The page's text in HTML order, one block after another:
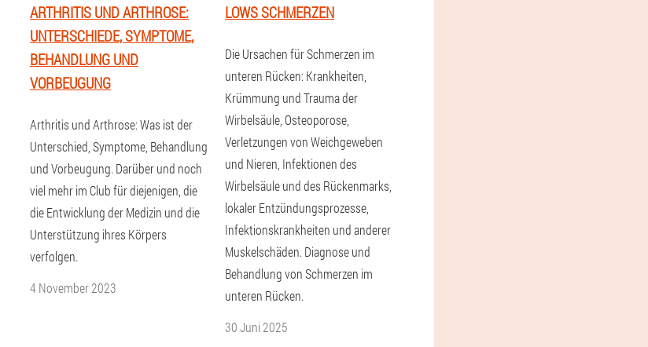
ARTHRITIS UND ARTHROSE:
UNTERSCHIEDE, SYMPTOME,
BEHANDLUNG UND
VORBEUGUNG
Arthritis und Arthrose: Was ist der
Unterschied, Symptome, Behandlung
und Vorbeugung. Darüber und noch
viel mehr im Club für diejenigen, die
die Entwicklung der Medizin und die
Unterstützung ihres Körpers
verfolgen.
4 November 2023
LOWS SCHMERZEN
Die Ursachen für Schmerzen im
unteren Rücken: Krankheiten,
Krümmung und Trauma der
Wirbelsäule, Osteoporose,
Verletzungen von Weichgeweben
und Nieren, Infektionen des
Wirbelsäule und des Rückenmarks,
lokaler Entzündungsprozesse,
Infektionskrankheiten und anderer
Muskelschäden. Diagnose und
Behandlung von Schmerzen im
unteren Rücken.
30 Juni 2025